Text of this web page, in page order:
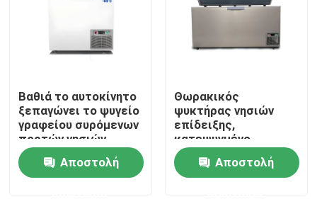
Σπίτι
Προϊόντα
Βαθιά το αυτοκίνητο
ξεπαγώνει το ψυγείο
γραφείου συρόμενων
πορτών νησιών
θωρακικών
ψυκτήρωνΑποστολή
Θωρακικός
ψυκτήρας νησιών
επίδειξης,
κατεψυγμένο
υπεραγορά
γλιστρώντας
γραφείο θωρακικών
Αποστολή